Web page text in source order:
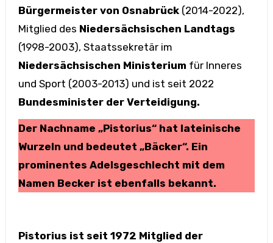
Bürgermeister von Osnabrück(2014-2022),
Mitglied des Niedersächsischen Landtags
(1998-2003), Staatssekretär im
Niedersächsischen Ministerium für Inneres
und Sport (2003-2013) und ist seit 2022
Bundesminister der Verteidigung.
Der Nachname „Pistorius“ hat lateinische
Wurzeln und bedeutet „Bäcker“. Ein
prominentes Adelsgeschlecht mit dem
Namen Becker ist ebenfalls bekannt.
Pistorius ist seit 1972 Mitglied der